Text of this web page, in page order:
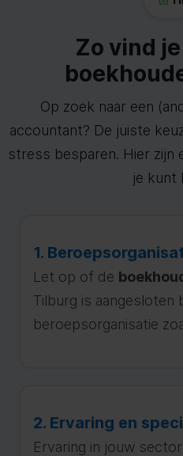
Zo vind
Op zoek naar een
accountant? De juiste
stress besparen. Hier zijn
je kunt
1.
Let op of de
Tilburg is aangesloten
beroepsorganisatie
2. Ervaring en
Ervaring in jouw